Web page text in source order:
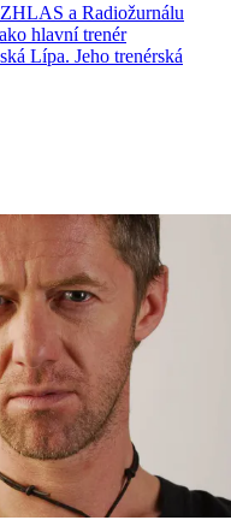
a Radiožurnálu
hlavní trenér
Lípa. Jeho trenérská